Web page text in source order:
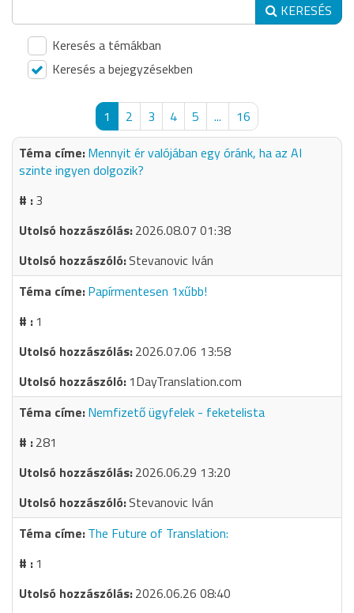
KERESÉS
Keresés a témákban
Keresés a bejegyzésekben
1 2 3 4 5 ...
16
Mennyit ér valójában egy óránk, ha az AI
szinte ingyen dolgozik?
3
2026.08.07 01:38
Stevanovic Iván
Papírmentesen 1xűbb!
1
2026.07.06 13:58
1DayTranslation.com
Nemfizető ügyfelek - feketelista
281
2026.06.29 13:20
Stevanovic Iván
The Future of Translation:
1
2026.06.26 08:40